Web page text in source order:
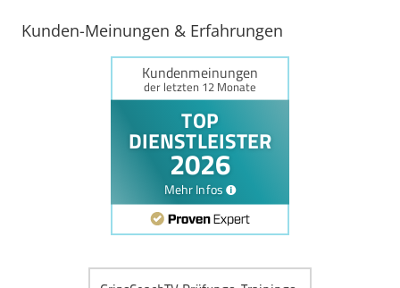
Kunden-Meinungen & Erfahrungen